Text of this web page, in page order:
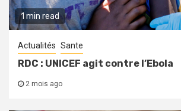
1 min read
Actualités Sante
RDC : UNICEF agit contre l’Ebola
2 mois ago